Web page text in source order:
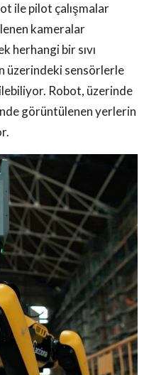
ile pilot çalışmalar
kameralar
herhangi bir sıvı
üzerindeki sensörlerle
Robot, üzerinde
görüntülenen yerlerin